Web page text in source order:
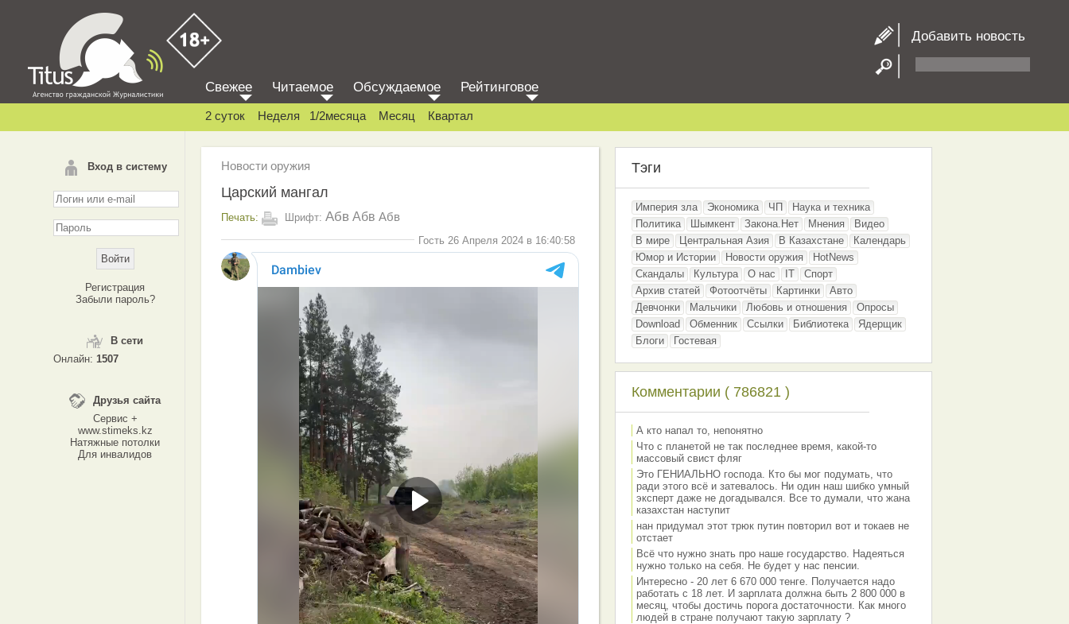
Добавить новость
Вход в систему
Регистрация
Забыли пароль?
В сети
Онлайн: 1507
Друзья сайта
Сервис +
www.stimeks.kz
Натяжные потолки
Для инвалидов
Свежее Читаемое Обсуждаемое Рейтинговое
2 суток Неделя 1/2месяца Месяц Квартал
Новости оружия
Царский мангал
Печать: Шрифт: Абв Абв Абв
Гость 26 Апреля 2024 в 16:40:58
Тэги
Империя зла Экономика ЧП
Наука и техника
Политика
Шымкент Закона.Нет Мнения
Видео
В мире
Центральная Азия В Казахстане
Календарь
Юмор и Истории
Новости оружия
HotNews
Скандалы
Культура О нас IT
Спорт
Архив статей
Фотоотчёты Картинки
Авто
Девчонки
Мальчики Любовь и отношения
Опросы
Download
Обменник Ссылки Библиотека
Ядерщик
Блоги
Гостевая
Комментарии ( 786821 )
А кто напал то, непонятно
Что с планетой не так последнее время, какой-то
массовый свист фляг
Это ГЕНИАЛЬНО господа. Кто бы мог подумать, что
ради этого всё и затевалось. Ни один наш шибко умный
эксперт даже не догадывался. Все то думали, что жана
казахстан наступит
нан придумал этот трюк путин повторил вот и токаев не
отстает
Всё что нужно знать про наше государство. Надеяться
нужно только на себя. Не будет у нас пенсии.
Интересно - 20 лет 6 670 000 тенге. Получается надо
работать с 18 лет. И зарплата должна быть 2 800 000 в
месяц, чтобы достичь порога достаточности. Как много
людей в стране получают такую зарплату ?